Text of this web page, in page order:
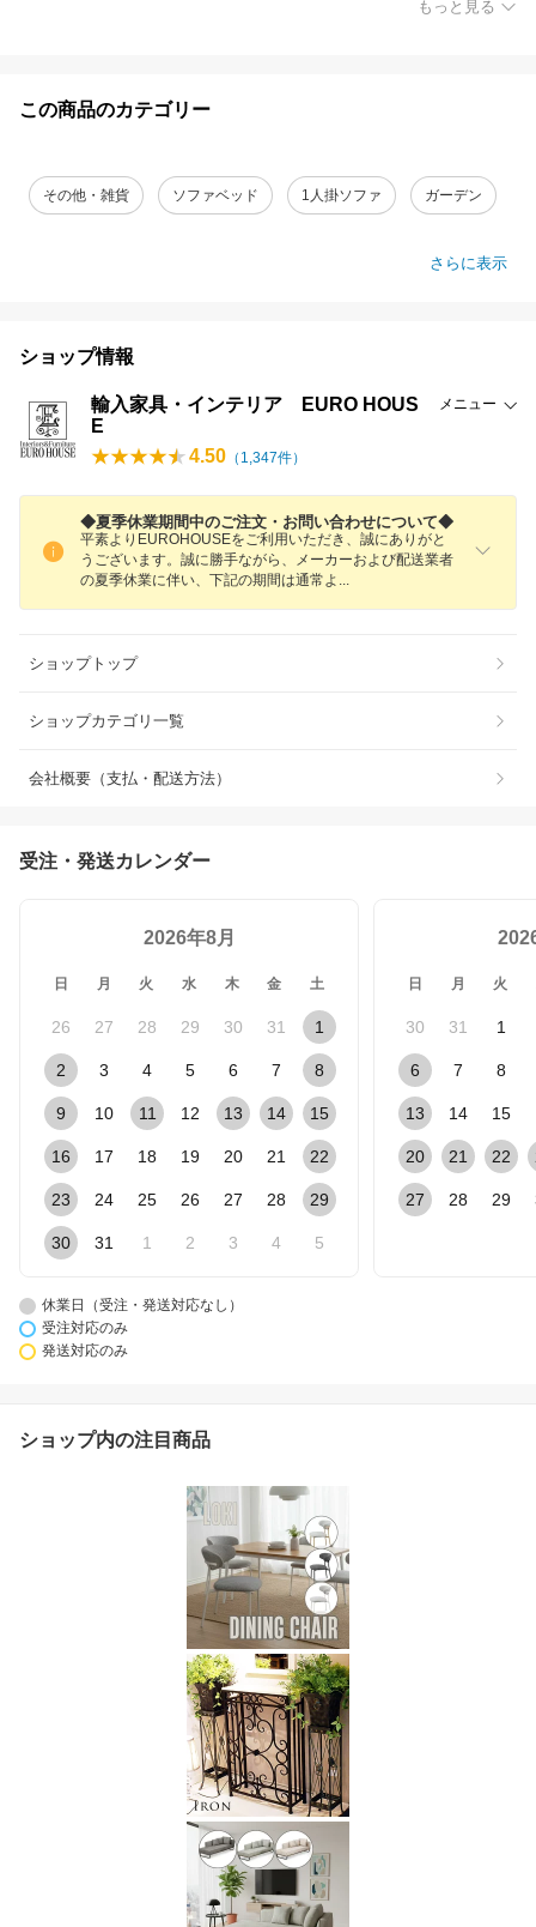
もっと見る
この商品のカテゴリー
その他・雑貨 ソファベッド 1人掛ソファ ガーデン
さらに表示
ショップ情報
輸入家具・インテリア EURO HOUS
E
メニュー
4.50 （ 1,347件）
◆夏季休業期間中のご注文・お問い合わせについて◆
平素よりEUROHOUSEをご利用いただき、誠にありがと
うございます。誠に勝手ながら、メーカーおよび配送業者
の夏季休業に伴い、下記の期間は通常よ
ショップトップ
ショップカテゴリ一覧
会社概要（支払・配送方法）
受注・発送カレンダー
2026年8月
日 月 火 水 木 金 土
26 27 28 29 30 31 1
2 3 4 5 6 7 8
9 10 11 12 13 14 15
16 17 18 19 20 21 22
23 24 25 26 27 28 29
30 31 1 2 3 4 5
日 月 火
30 31 1
6 7 8
13 14 15
20 21 22
27 28 29
休業日（受注・発送対応なし）
受注対応のみ
発送対応のみ
ショップ内の注目商品